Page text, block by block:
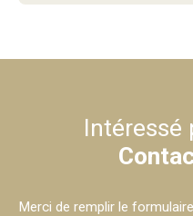
Intéressé
Merci de remplir le